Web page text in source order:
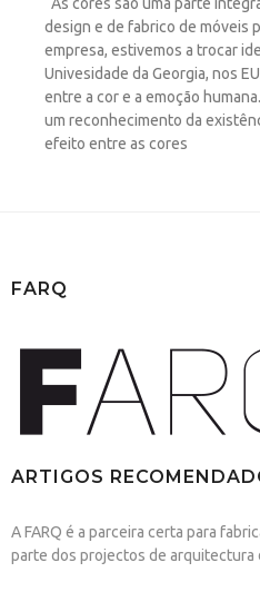
design e de fabrico de móveis
empresa, estivemos a trocar
Univesidade da Georgia, nos
entre a cor e a emoção
um reconhecimento da
efeito entre as cores
FARQ
ARTIGOS
A FARQ é a parceira certa para
parte dos projectos de